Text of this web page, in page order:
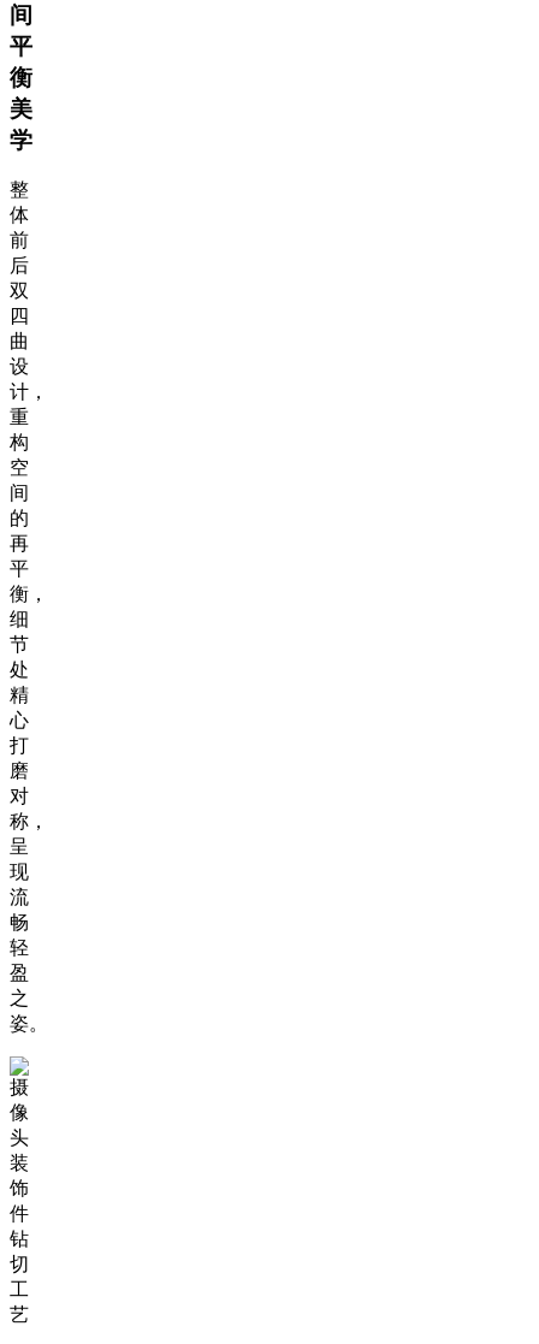
间
平
衡
美
学
整
体
前
后
双
四
曲
设
计，
重
构
空
间
的
再
平
衡，
细
节
处
精
心
打
磨
对
称，
呈
现
流
畅
轻
盈
之
姿。